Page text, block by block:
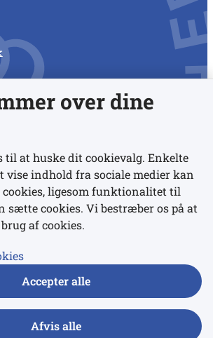
over dine
til at huske dit cookievalg. Enkelte
vise indhold fra sociale medier kan
ligesom funktionalitet til
sætte cookies. Vi bestræber os på at
af cookies.
Accepter alle
Afvis alle